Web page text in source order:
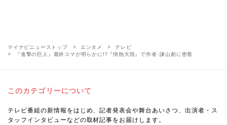
マイナビニューストップ エンタメ
テレビ
『進撃の巨人』最終コマが明らかに!?『情熱大陸』で作者･諫山創に密着
このカテゴリーについて
テレビ番組の新情報をはじめ、記者発表会や舞台あいさつ、出演者・ス
タッフインタビューなどの取材記事をお届けします。